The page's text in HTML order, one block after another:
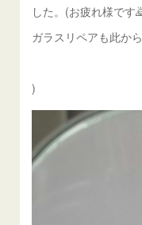
した。(お疲れ様です
ガラスリペアも此か
)